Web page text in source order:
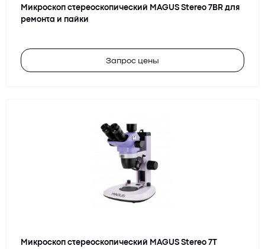
Микроскоп стереоскопический MAGUS Stereo 7BR для
ремонта и пайки
Запрос цены
Микроскоп стереоскопический MAGUS Stereo 7T